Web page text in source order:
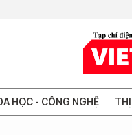
HỌC - CÔNG NGHỆ